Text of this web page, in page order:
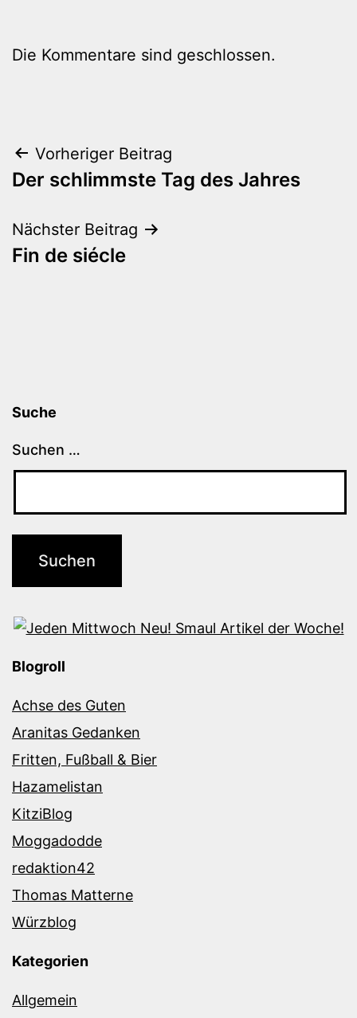
Die Kommentare sind geschlossen.
Beitragsnavigation
Vorheriger Beitrag
Der schlimmste Tag des Jahres
Nächster Beitrag
Fin de siécle
Suche
Suchen …
Blogroll
Achse des Guten
Aranitas Gedanken
Fritten, Fußball & Bier
Hazamelistan
KitziBlog
Moggadodde
redaktion42
Thomas Matterne
Würzblog
Kategorien
Allgemein